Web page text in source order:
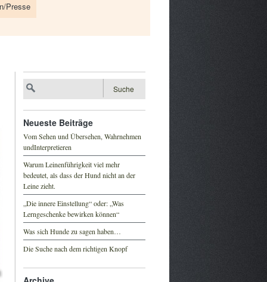
Presse
Neueste Beiträge
Vom Sehen und Übersehen, Wahrnehmen
undInterpretieren
Warum Leinenführigkeit viel mehr
bedeutet, als dass der Hund nicht an der
Leine zieht.
„Die innere Einstellung“ oder: „Was
Lerngeschenke bewirken können“
Was sich Hunde zu sagen haben…
Die Suche nach dem richtigen Knopf